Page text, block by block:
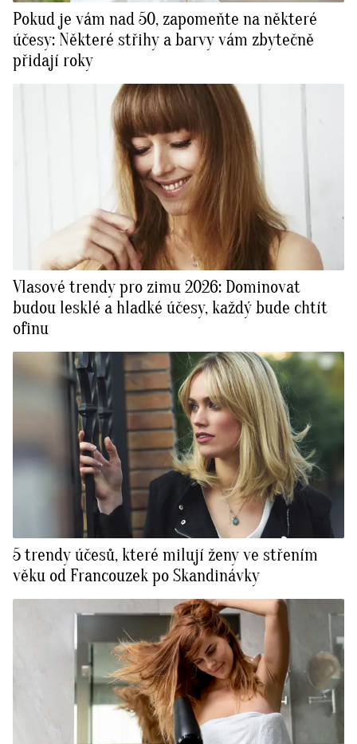
Pokud je vám nad 50, zapomeňte na některé
účesy: Některé střihy a barvy vám zbytečně
přidají roky
Vlasové trendy pro zimu 2026: Dominovat
budou lesklé a hladké účesy, každý bude chtít
ofinu
5 trendy účesů, které milují ženy ve střením
věku od Francouzek po Skandinávky